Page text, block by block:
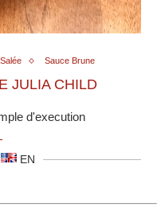
Sauce Brune
JULIA CHILD
d'execution
EN